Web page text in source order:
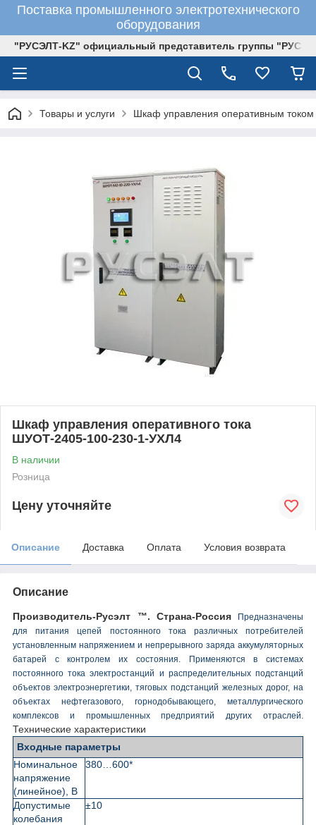
Поставка промышленного электротехнического
оборудования
"РУСЭЛТ-KZ" официальный представитель группы
Товары и услуги Шкаф управления оперативным
Шкаф управления оперативного тока
ШУОТ-2405-100-230-1-УХЛ4
В наличии
Розница
Цену уточняйте
Описание Доставка Оплата Условия возврата
Описание
Производитель-Русэлт ™. Страна-Россия Предназначены
для питания цепей постоянного тока различных потребителей
установленным напряжением и непрерывного заряда аккумуляторных
батарей с контролем их состояния. Применяются в системах
постоянного тока электростанций и распределительных подстанций
объектов электроэнергетики, тяговых подстанций железных дорог, на
объектах нефтегазового, горнодобывающего, металлургического
комплексов и промышленных предприятий других отраслей.
Технические характеристики
Входные параметры
Номинальное
напряжение
(линейное), В
380…600*
Допустимые
колебания
±10